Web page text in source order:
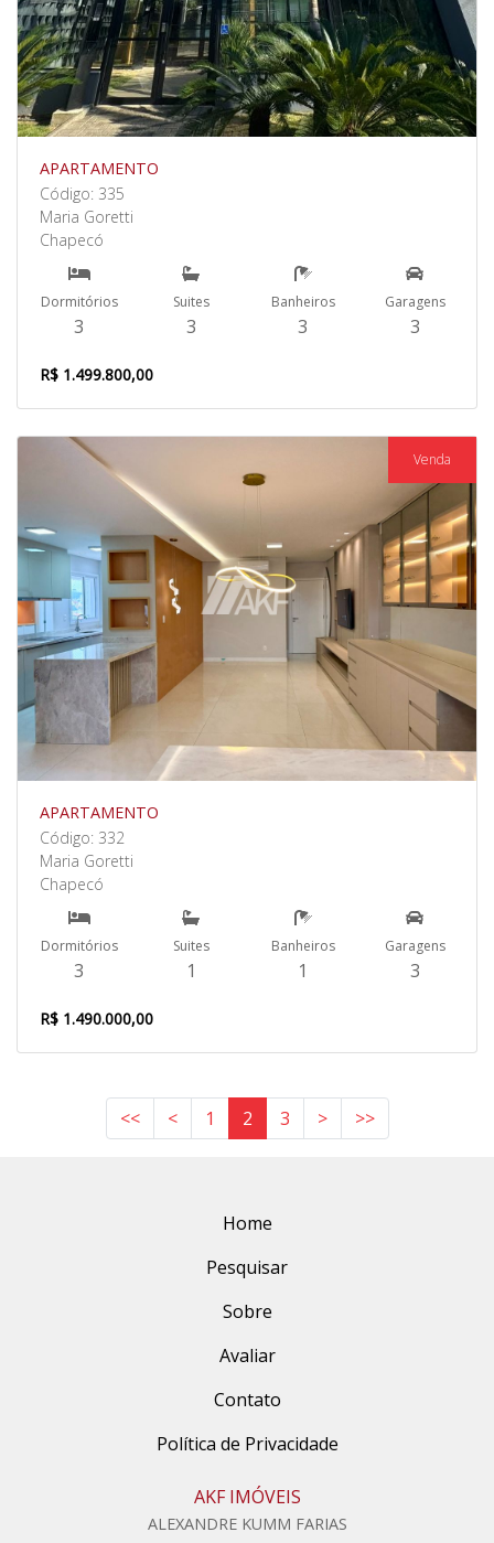
APARTAMENTO
Código: 335
Maria Goretti
Chapecó
Dormitórios
3
Suites
3
Banheiros
3
Garagens
3
R$ 1.499.800,00
Venda
APARTAMENTO
Código: 332
Maria Goretti
Chapecó
Dormitórios
3
Suites
1
Banheiros
1
Garagens
3
R$ 1.490.000,00
<< < 1 2 3 > >>
Home
Pesquisar
Sobre
Avaliar
Contato
Política de Privacidade
AKF IMÓVEIS
ALEXANDRE KUMM FARIAS